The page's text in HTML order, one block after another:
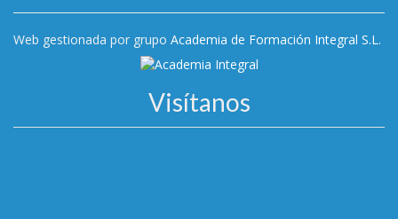
Web gestionada por grupo Academia de Formación Integral S.L.
Visítanos